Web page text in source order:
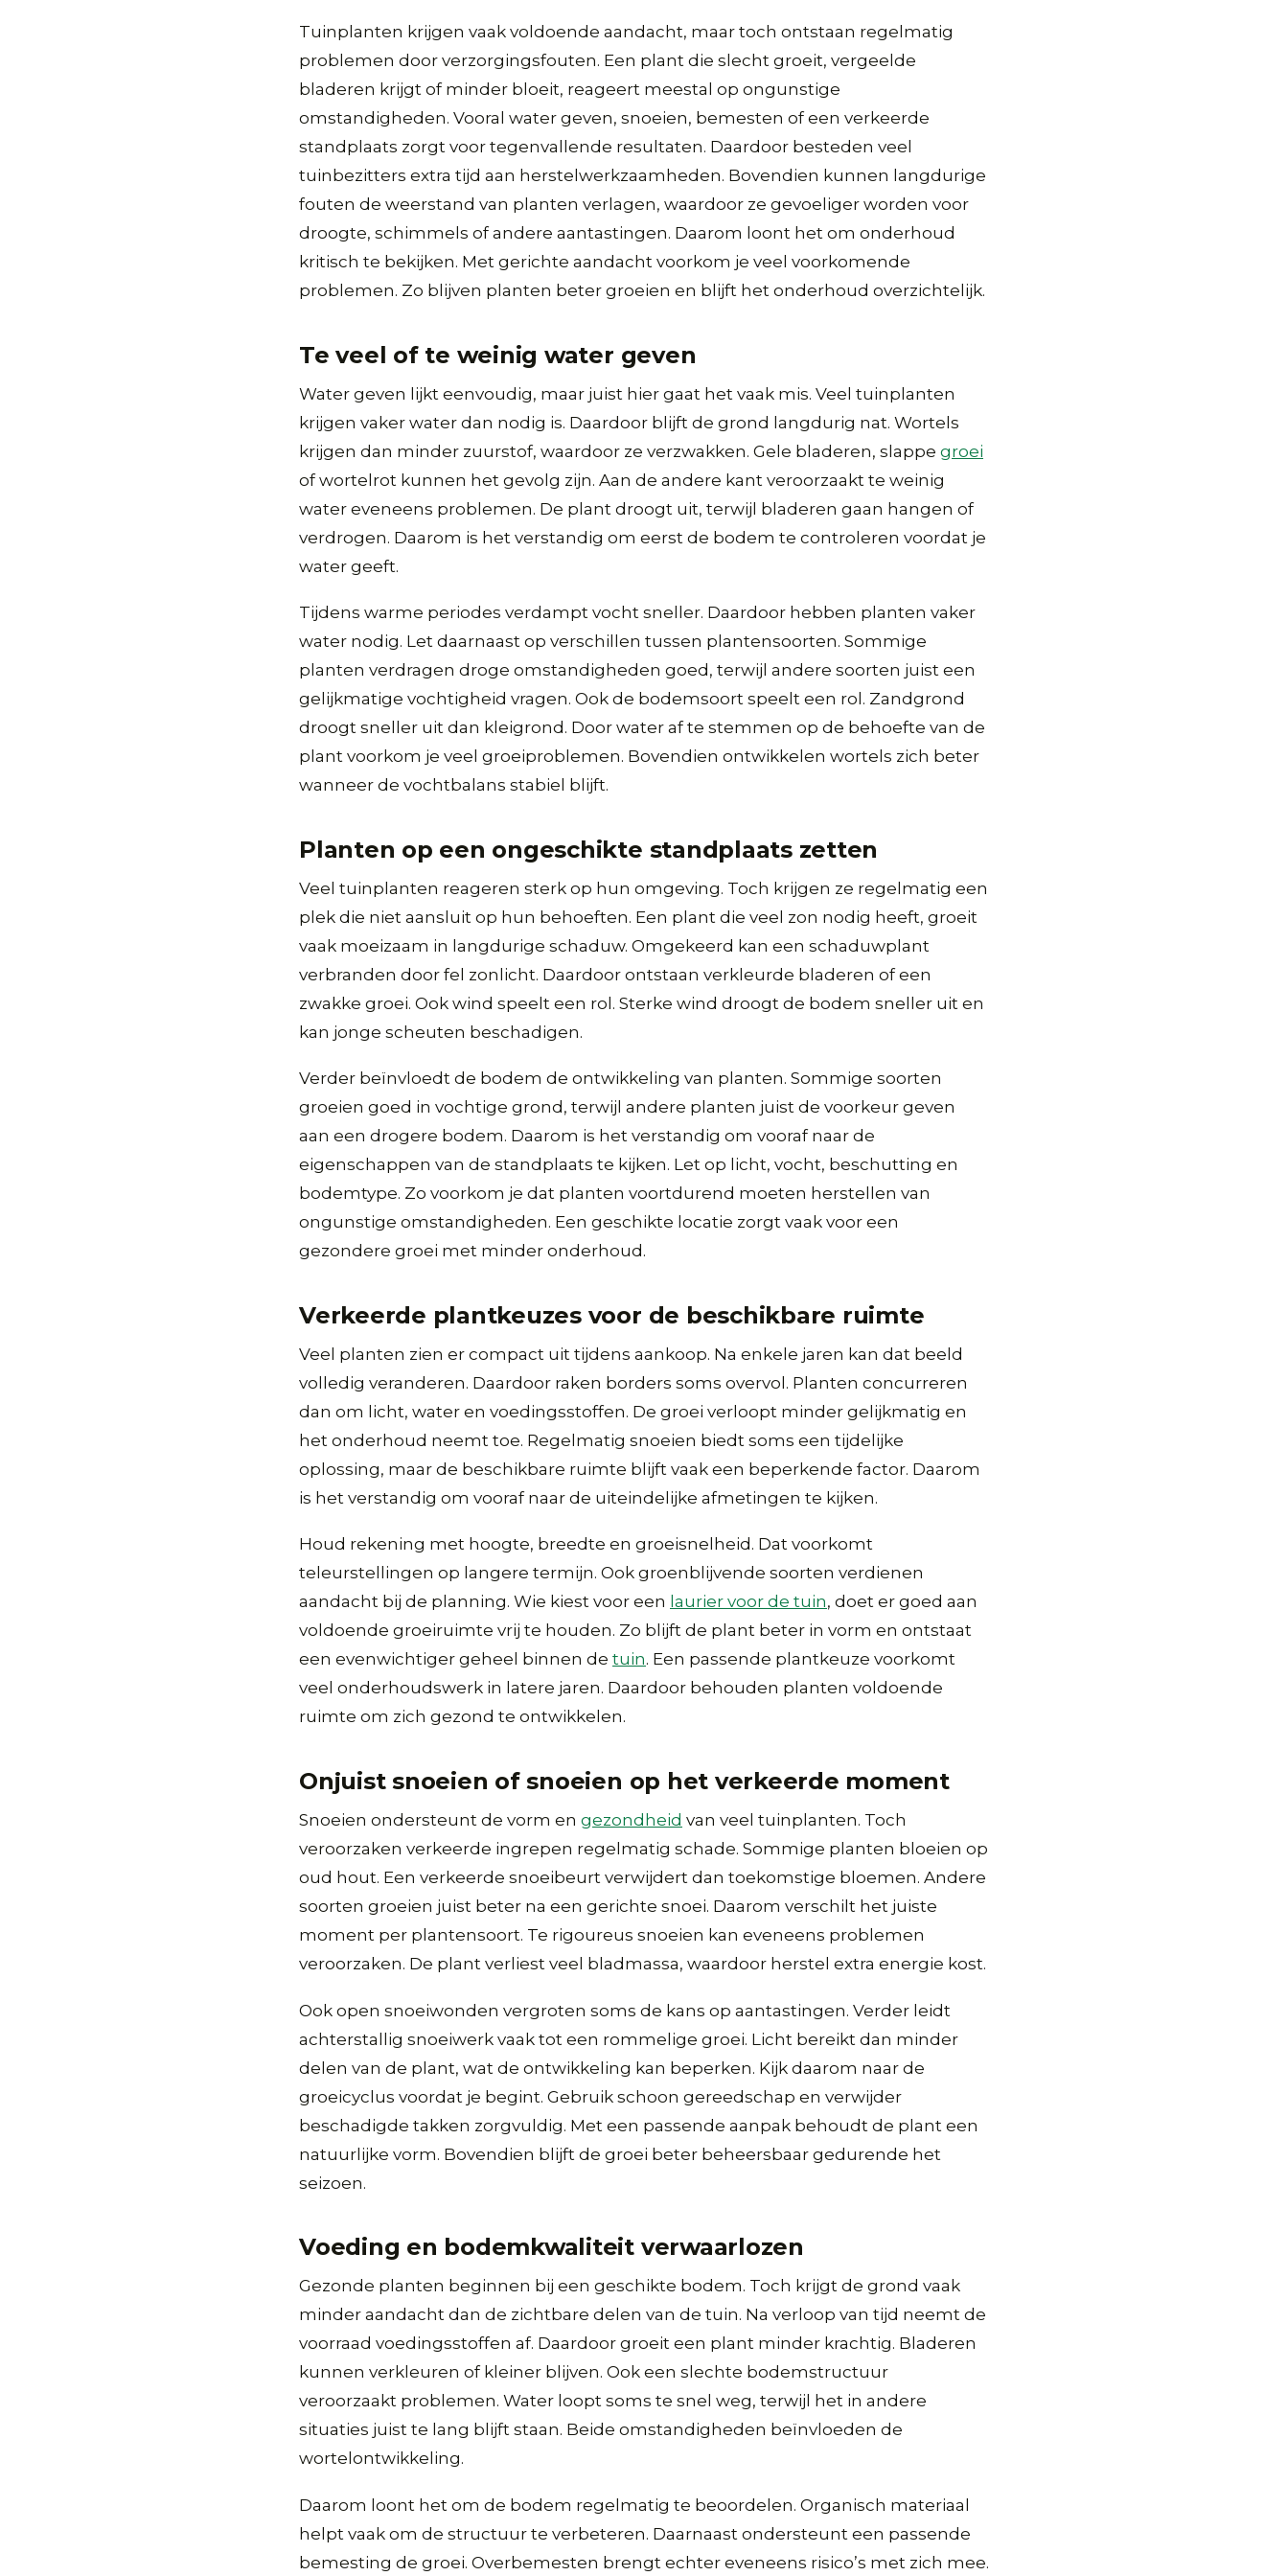
Tuinplanten krijgen vaak voldoende aandacht, maar toch ontstaan regelmatig
problemen door verzorgingsfouten. Een plant die slecht groeit, vergeelde
bladeren krijgt of minder bloeit, reageert meestal op ongunstige
omstandigheden. Vooral water geven, snoeien, bemesten of een verkeerde
standplaats zorgt voor tegenvallende resultaten. Daardoor besteden veel
tuinbezitters extra tijd aan herstelwerkzaamheden. Bovendien kunnen langdurige
fouten de weerstand van planten verlagen, waardoor ze gevoeliger worden voor
droogte, schimmels of andere aantastingen. Daarom loont het om onderhoud
kritisch te bekijken. Met gerichte aandacht voorkom je veel voorkomende
problemen. Zo blijven planten beter groeien en blijft het onderhoud overzichtelijk.
Te veel of te weinig water geven
Water geven lijkt eenvoudig, maar juist hier gaat het vaak mis. Veel tuinplanten
krijgen vaker water dan nodig is. Daardoor blijft de grond langdurig nat. Wortels
krijgen dan minder zuurstof, waardoor ze verzwakken. Gele bladeren, slappe groei
of wortelrot kunnen het gevolg zijn. Aan de andere kant veroorzaakt te weinig
water eveneens problemen. De plant droogt uit, terwijl bladeren gaan hangen of
verdrogen. Daarom is het verstandig om eerst de bodem te controleren voordat je
water geeft.
Tijdens warme periodes verdampt vocht sneller. Daardoor hebben planten vaker
water nodig. Let daarnaast op verschillen tussen plantensoorten. Sommige
planten verdragen droge omstandigheden goed, terwijl andere soorten juist een
gelijkmatige vochtigheid vragen. Ook de bodemsoort speelt een rol. Zandgrond
droogt sneller uit dan kleigrond. Door water af te stemmen op de behoefte van de
plant voorkom je veel groeiproblemen. Bovendien ontwikkelen wortels zich beter
wanneer de vochtbalans stabiel blijft.
Planten op een ongeschikte standplaats zetten
Veel tuinplanten reageren sterk op hun omgeving. Toch krijgen ze regelmatig een
plek die niet aansluit op hun behoeften. Een plant die veel zon nodig heeft, groeit
vaak moeizaam in langdurige schaduw. Omgekeerd kan een schaduwplant
verbranden door fel zonlicht. Daardoor ontstaan verkleurde bladeren of een
zwakke groei. Ook wind speelt een rol. Sterke wind droogt de bodem sneller uit en
kan jonge scheuten beschadigen.
Verder beïnvloedt de bodem de ontwikkeling van planten. Sommige soorten
groeien goed in vochtige grond, terwijl andere planten juist de voorkeur geven
aan een drogere bodem. Daarom is het verstandig om vooraf naar de
eigenschappen van de standplaats te kijken. Let op licht, vocht, beschutting en
bodemtype. Zo voorkom je dat planten voortdurend moeten herstellen van
ongunstige omstandigheden. Een geschikte locatie zorgt vaak voor een
gezondere groei met minder onderhoud.
Verkeerde plantkeuzes voor de beschikbare ruimte
Veel planten zien er compact uit tijdens aankoop. Na enkele jaren kan dat beeld
volledig veranderen. Daardoor raken borders soms overvol. Planten concurreren
dan om licht, water en voedingsstoffen. De groei verloopt minder gelijkmatig en
het onderhoud neemt toe. Regelmatig snoeien biedt soms een tijdelijke
oplossing, maar de beschikbare ruimte blijft vaak een beperkende factor. Daarom
is het verstandig om vooraf naar de uiteindelijke afmetingen te kijken.
Houd rekening met hoogte, breedte en groeisnelheid. Dat voorkomt
teleurstellingen op langere termijn. Ook groenblijvende soorten verdienen
aandacht bij de planning. Wie kiest voor een laurier voor de tuin, doet er goed aan
voldoende groeiruimte vrij te houden. Zo blijft de plant beter in vorm en ontstaat
een evenwichtiger geheel binnen de tuin. Een passende plantkeuze voorkomt
veel onderhoudswerk in latere jaren. Daardoor behouden planten voldoende
ruimte om zich gezond te ontwikkelen.
Onjuist snoeien of snoeien op het verkeerde moment
Snoeien ondersteunt de vorm en gezondheid van veel tuinplanten. Toch
veroorzaken verkeerde ingrepen regelmatig schade. Sommige planten bloeien op
oud hout. Een verkeerde snoeibeurt verwijdert dan toekomstige bloemen. Andere
soorten groeien juist beter na een gerichte snoei. Daarom verschilt het juiste
moment per plantensoort. Te rigoureus snoeien kan eveneens problemen
veroorzaken. De plant verliest veel bladmassa, waardoor herstel extra energie kost.
Ook open snoeiwonden vergroten soms de kans op aantastingen. Verder leidt
achterstallig snoeiwerk vaak tot een rommelige groei. Licht bereikt dan minder
delen van de plant, wat de ontwikkeling kan beperken. Kijk daarom naar de
groeicyclus voordat je begint. Gebruik schoon gereedschap en verwijder
beschadigde takken zorgvuldig. Met een passende aanpak behoudt de plant een
natuurlijke vorm. Bovendien blijft de groei beter beheersbaar gedurende het
seizoen.
Voeding en bodemkwaliteit verwaarlozen
Gezonde planten beginnen bij een geschikte bodem. Toch krijgt de grond vaak
minder aandacht dan de zichtbare delen van de tuin. Na verloop van tijd neemt de
voorraad voedingsstoffen af. Daardoor groeit een plant minder krachtig. Bladeren
kunnen verkleuren of kleiner blijven. Ook een slechte bodemstructuur
veroorzaakt problemen. Water loopt soms te snel weg, terwijl het in andere
situaties juist te lang blijft staan. Beide omstandigheden beïnvloeden de
wortelontwikkeling.
Daarom loont het om de bodem regelmatig te beoordelen. Organisch materiaal
helpt vaak om de structuur te verbeteren. Daarnaast ondersteunt een passende
bemesting de groei. Overbemesten brengt echter eveneens risico’s met zich mee.